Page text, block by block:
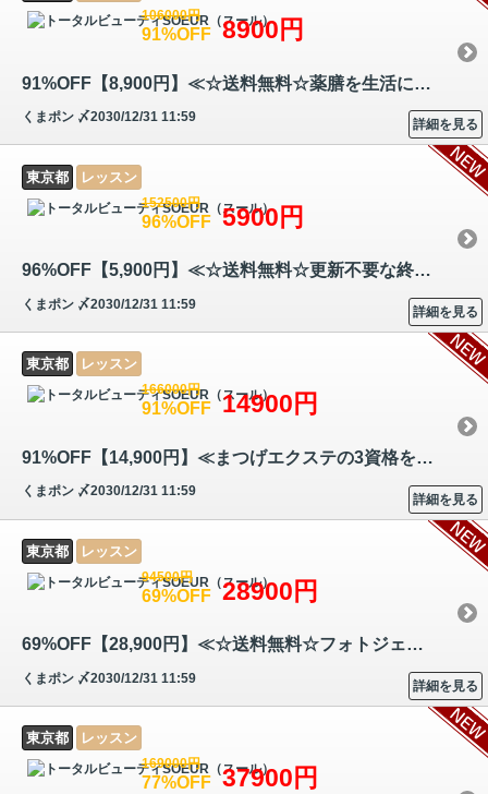
106000円
91%OFF 8900円
91%OFF【8,900円】≪☆送料無料☆薬膳を生活に取り入れたい方！アロマテラピ…
くまポン 〆2030/12/31 11:59
詳細を見る
東京都 レッスン
152500円
96%OFF 5900円
96%OFF【5,900円】≪☆送料無料☆更新不要な終身資格！デトックス効果が期待…
くまポン 〆2030/12/31 11:59
詳細を見る
東京都 レッスン
166000円
91%OFF 14900円
91%OFF【14,900円】≪まつげエクステの3資格を同時取得！／まつげエクステ…
くまポン 〆2030/12/31 11:59
詳細を見る
東京都 レッスン
94500円
69%OFF 28900円
69%OFF【28,900円】≪☆送料無料☆フォトジェニック＆ムービージェニックな人…
くまポン 〆2030/12/31 11:59
詳細を見る
東京都 レッスン
169000円
77%OFF 37900円